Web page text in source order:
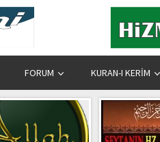
FORUM KURAN-I KERIM